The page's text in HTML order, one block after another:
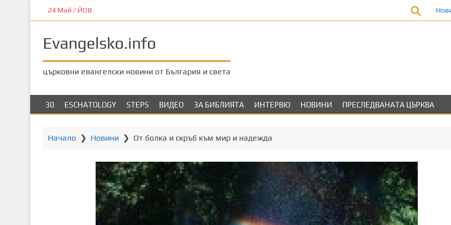
к
24 Май / ЙОВ
Evangelsko.info
църковни евангелски новини от България и света
30 ESCHATOLOGY STEPS ВИДЕО ЗА БИБЛИЯТА ИНТЕРВЮ НОВИНИ ПРЕСЛЕДВАНАТА ЦЪРКВА
Начало ❯ Новини❯ От болка и скръб към мир и надежда